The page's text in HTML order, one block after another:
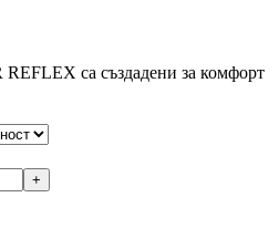
са създадени за комфорт